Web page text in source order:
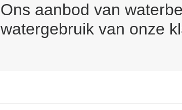
Ons aanbod van
watergebruik van onze